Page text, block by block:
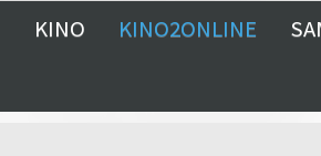
KINO KINO2ONLINE